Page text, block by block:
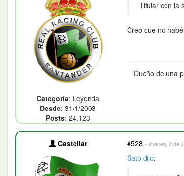
Categoría: Leyenda
Desde: 31/1/2008
Posts: 24.123
Titular con la
Creo que no
Dueño de una
Castellar #528 · Jueves, 2 de
Sato dijo: